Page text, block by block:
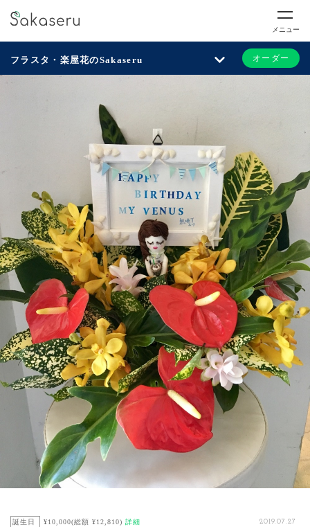
メニュー
フラスタ・楽屋花のSakaseru オーダー
誕生日 ¥10,000(総額 ¥12,810) 詳細 2019.07.27